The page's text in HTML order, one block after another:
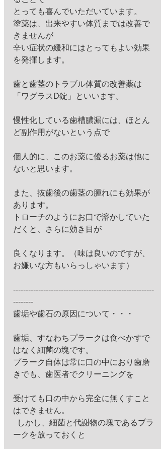
とっても喜んでいただいています。
塗薬は、出来やすい体質までは改善で
きませんが
辛い症状の緩和にはとってもよい効果
を発揮します。
歯と歯茎のトラブル体質の改善薬は
「ワグラスD錠」といいます。
慢性化している歯槽膿漏には、ほとん
ど副作用がないという点で
個人的に、このお薬に優るお薬は他に
ないと思います。
また、抜歯後の歯茎の腫れにも効果が
あります。
トローチのようにお口で溶かしていた
だくと、さらに効き目が
良くなります。（味は良いのですが、
お嫌いな方もいらっしゃいます）
--------------------------------------------------------
--------
歯垢や歯石の原因について・・・
歯垢、すなわちプラークは食べかすで
はなく細菌の塊です。
プラーク自体は常に口の中におり歯磨
きでも、歯医者でクリーニングを
受けても口の中から完全に無くすこと
はできません。
しかし、細菌と代謝物の塊であるプラ
ークを放っておくと